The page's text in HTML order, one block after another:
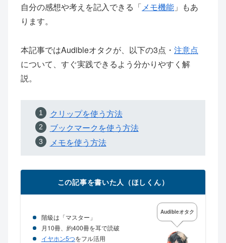
自分の感想や考えを記入できる「メモ機能 」もあ
ります。
本記事ではAudibleオタクが、以下の3点・ 注意点
について、すぐ実践できるよう分かりやすく解
説。
クリップを使う方法
ブックマークを使う方法
メモを使う方法
この記事を書いた人（ほしくん）
階級は「マスター」
月10冊、約400冊を耳で読破
イヤホン5つをフル活用
Audibleオタク